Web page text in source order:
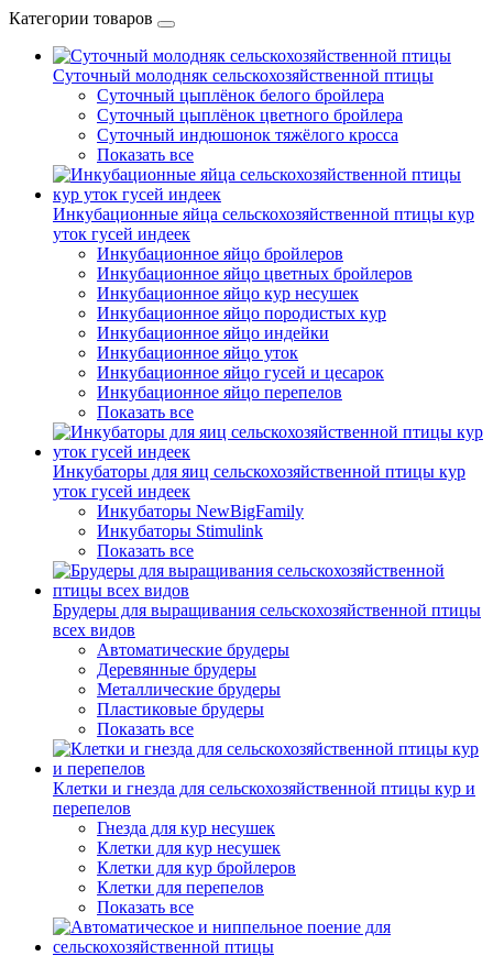
Категории товаров
Суточный молодняк сельскохозяйственной птицы
Суточный цыплёнок белого бройлера
Суточный цыплёнок цветного бройлера
Суточный индюшонок тяжёлого кросса
Показать все
Инкубационные яйца сельскохозяйственной птицы кур
уток гусей индеек
Инкубационное яйцо бройлеров
Инкубационное яйцо цветных бройлеров
Инкубационное яйцо кур несушек
Инкубационное яйцо породистых кур
Инкубационное яйцо индейки
Инкубационное яйцо уток
Инкубационное яйцо гусей и цесарок
Инкубационное яйцо перепелов
Показать все
Инкубаторы для яиц сельскохозяйственной птицы кур
уток гусей индеек
Инкубаторы NewBigFamily
Инкубаторы Stimulink
Показать все
Брудеры для выращивания сельскохозяйственной птицы
всех видов
Автоматические брудеры
Деревянные брудеры
Металлические брудеры
Пластиковые брудеры
Показать все
Клетки и гнезда для сельскохозяйственной птицы кур и
перепелов
Гнезда для кур несушек
Клетки для кур несушек
Клетки для кур бройлеров
Клетки для перепелов
Показать все